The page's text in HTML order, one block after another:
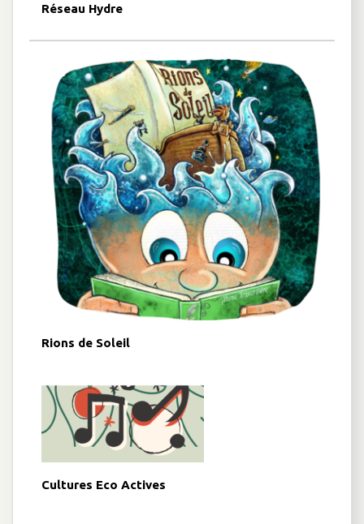
Réseau Hydre
Rions de Soleil
Cultures Eco Actives